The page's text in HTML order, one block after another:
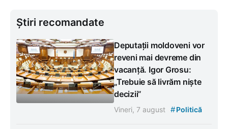
Știri recomandate
Deputații moldoveni vor
reveni mai devreme din
vacanță. Igor Grosu:
„Trebuie să livrăm niște
decizii”
Vineri, 7 august #Politică